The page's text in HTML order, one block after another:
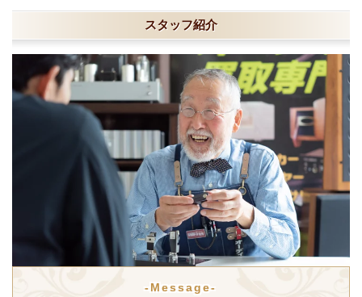
スタッフ紹介
-Message-